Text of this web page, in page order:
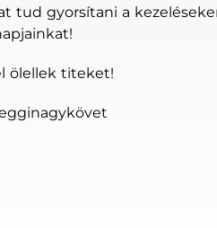
tud gyorsítani a
ölellek titeket!